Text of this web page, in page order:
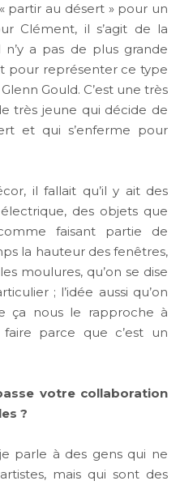
partir au désert » pour un
Clément, il s’agit de la
n’y a pas de plus grande
pour représenter ce type
Gould. C’est une très
très jeune qui décide de
et qui s’enferme pour
il fallait qu’il y ait des
des objets que
faisant partie de
la hauteur des fenêtres,
moulures, qu’on se dise
; l’idée aussi qu’on
ça nous le rapproche à
faire parce que c’est un
votre collaboration
?
parle à des gens qui ne
mais qui sont des